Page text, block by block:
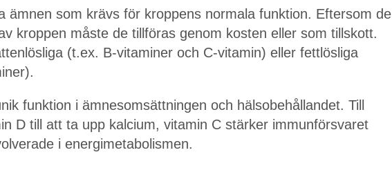
ämnen som krävs för kroppens normala funktion. Eftersom de
kroppen måste de tillföras genom kosten eller som tillskott.
(t.ex. B-vitaminer och C-vitamin) eller fettlösliga
funktion i ämnesomsättningen och hälsobehållandet. Till
D till att ta upp kalcium, vitamin C stärker immunförsvaret
i energimetabolismen.